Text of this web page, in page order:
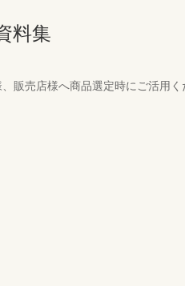
料集
販売店様へ商品選定時にご活用く